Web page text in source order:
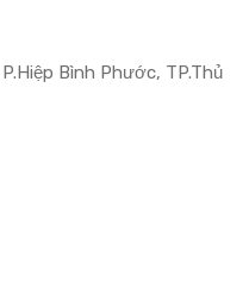
Bình Phước, TP.Thủ